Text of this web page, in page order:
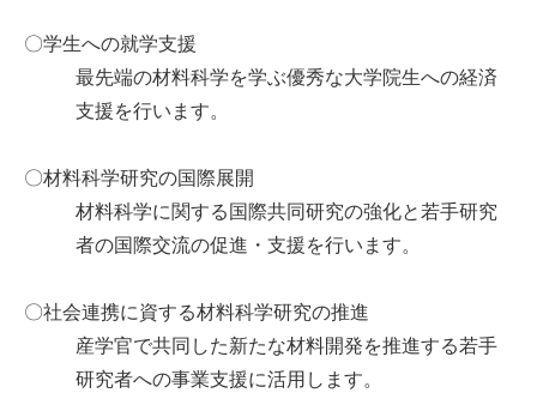
〇学生への就学支援
最先端の材料科学を学ぶ優秀な大学院生への経済
支援を行います。
〇材料科学研究の国際展開
材料科学に関する国際共同研究の強化と若手研究
者の国際交流の促進・支援を行います。
〇社会連携に資する材料科学研究の推進
産学官で共同した新たな材料開発を推進する若手
研究者への事業支援に活用します。